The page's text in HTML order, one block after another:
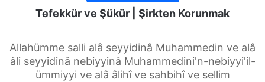
Tefekkür ve Şükür | Şirkten Korunmak
Allahümme salli alâ seyyidinâ Muhammedin ve alâ
âli seyyidinâ nebiyyinâ Muhammedini'n-nebiyyi'il-
ümmiyyi ve alâ âlihî ve sahbihî ve sellim